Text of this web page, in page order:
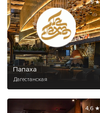
Папаха
Дагестанская
5 ★
4,6 ★